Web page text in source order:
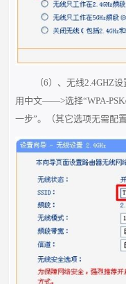
（6）、无线2.4GHZ
用中文——>选择“WPA-
一步”。（其它选项无需配